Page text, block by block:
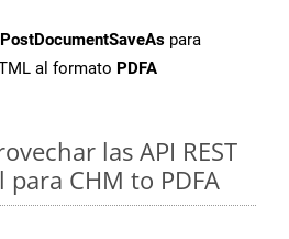
para
al formato PDFA
las API REST
para CHM to PDFA